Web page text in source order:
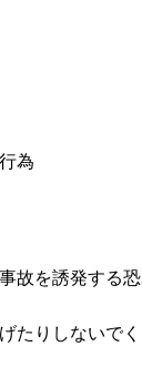
為
故を誘発する
たりしないでく